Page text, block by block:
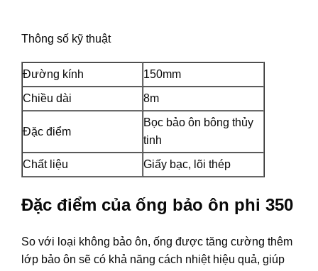
Thông số kỹ thuật
Đường kính
150mm
Chiều dài
8m
Đặc điểm
Bọc bảo ôn bông thủy
tinh
Chất liệu
Giấy bạc, lõi thép
Đặc điểm của ống bảo ôn phi 350
So với loại không bảo ôn, ống được tăng cường thêm
lớp bảo ôn sẽ có khả năng cách nhiệt hiệu quả, giúp